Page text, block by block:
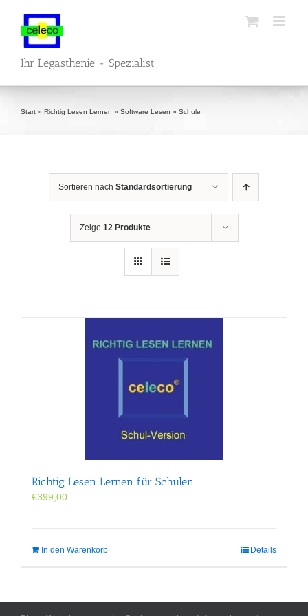
springen
Ihr Legasthenie - Spezialist
Start » Richtig Lesen Lernen » Software Lesen » Schule
Sortieren nach Standardsortierung
Zeige 12 Produkte
Richtig Lesen Lernen für Schulen
€399,00
In den Warenkorb Details